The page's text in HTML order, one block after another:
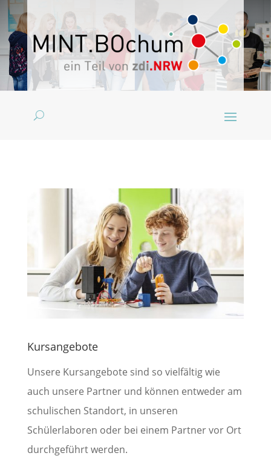
Kursangebote
Unsere Kursangebote sind so vielfältig wie
auch unsere Partner und können entweder am
schulischen Standort, in unseren
Schülerlaboren oder bei einem Partner vor Ort
durchgeführt werden.